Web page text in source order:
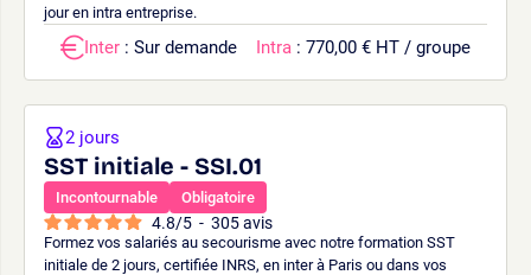
jour en intra entreprise.
Inter : Sur demande Intra : 770,00 € HT / groupe
SST initiale - SSI.01
Incontournable Obligatoire
4.8/5 - 305avis
Formez vos salariés au secourisme avec notre formation SST
initiale de 2 jours, certifiée INRS, en inter à Paris ou dans vos
2 jours